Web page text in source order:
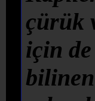
çürük
için